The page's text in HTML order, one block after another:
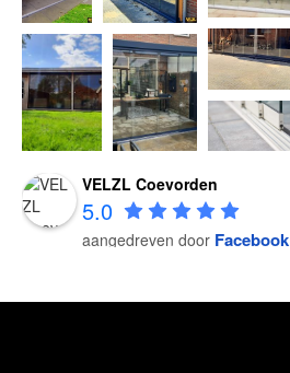
VELZL Coevorden
5.0
aangedreven door Facebook